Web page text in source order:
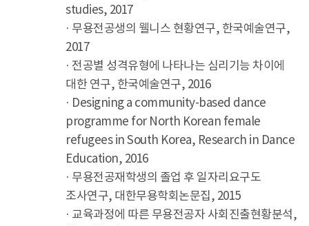
studies, 2017
· 무용전공생의 웰니스 현황연구, 한국예술연구,
2017
· 전공별 성격유형에 나타나는 심리기능 차이에
대한 연구, 한국예술연구, 2016
· Designing a community-based dance
programme for North Korean female
refugees in South Korea, Research in Dance
Education, 2016
· 무용전공재학생의 졸업 후 일자리요구도
조사연구, 대한무용학회논문집, 2015
· 교육과정에 따른 무용전공자 사회진출현황분석,